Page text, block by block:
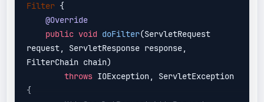
Filter {
@Override
public void doFilter(ServletRequest
request, ServletResponse response,
FilterChain chain)
throws
{